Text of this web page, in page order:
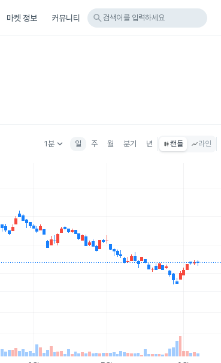
마켓 정보 커뮤니티 search 검색어를 입력하세요
1분keyboard_arrow_down 일 주 월 분기 년 캔들 라인